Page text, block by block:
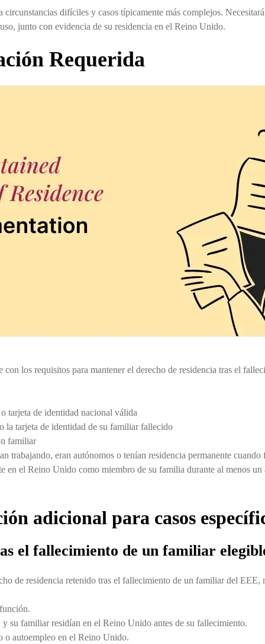
circunstancias difíciles y casos típicamente más complejos.
junto con evidencia de su residencia en el Reino Unido.
Requerida
con los requisitos para mantener el derecho de residencia tras el
tarjeta de identidad nacional válida
la tarjeta de identidad de su familiar fallecido
familiar
trabajando, eran autónomos o tenían residencia permanente cuando
en el Reino Unido como miembro de su familia durante al menos un
adicional para casos
el fallecimiento de un familiar
de residencia retenido tras el fallecimiento de un familiar del EEE,
y su familiar residían en el Reino Unido antes de su fallecimiento.
o autoempleo en el Reino Unido.